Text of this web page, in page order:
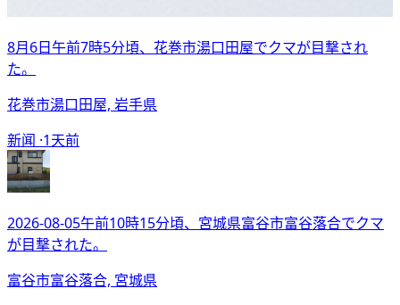
8月6日午前7時5分頃、花巻市湯口田屋でクマが目撃され
た。
花巻市湯口田屋, 岩手県
新闻 ·1天前
2026-08-05午前10時15分頃、宮城県富谷市富谷落合でクマ
が目撃された。
富谷市富谷落合, 宮城県